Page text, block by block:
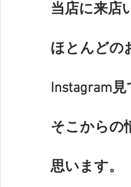
当店に来店
ほとんどの
Instagram
そこからの
思います。